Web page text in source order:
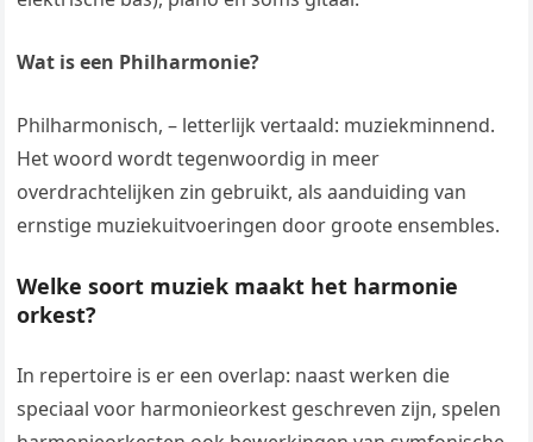
Wat is een Philharmonie?
Philharmonisch, – letterlijk vertaald: muziekminnend.
Het woord wordt tegenwoordig in meer
overdrachtelijken zin gebruikt, als aanduiding van
ernstige muziekuitvoeringen door groote ensembles.
Welke soort muziek maakt het harmonie
orkest?
In repertoire is er een overlap: naast werken die
speciaal voor harmonieorkest geschreven zijn, spelen